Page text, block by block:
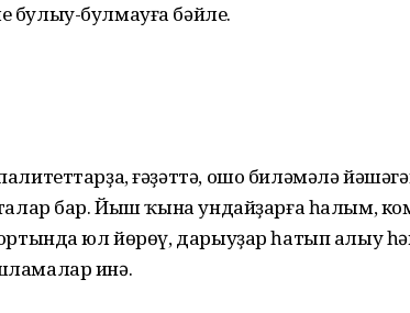
булмауға бәйле.
ғә­ҙәттә, ошо биләмәлә
бар. Йыш ҡына ундайҙарға һалым,
юл йө­рөү, дарыуҙар һатып алыу
инә.